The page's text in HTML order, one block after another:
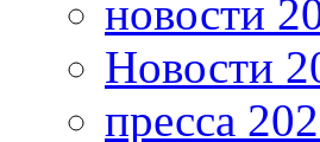
новости
Новости
пресса